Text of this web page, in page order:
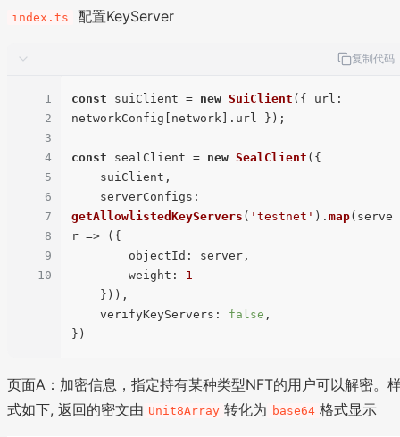
index.ts 配置KeyServer
复制代码
1
2
3
4
5
6
7
8
9
10
const suiClient = new SuiClient ({ url :
networkConfig[network]. url });
const sealClient = new SealClient ({
suiClient,
serverConfigs
getAllowlistedKeyServers ( 'testnet' ). map( serve
r => ({
objectId : server,
weight : 1
})),
verifyKeyServers : false ,
页面A：加密信息，指定持有某种类型NFT的用户可以解密。
式如下, 返回的密文由 Unit8Array 转化为 base64 格式显示